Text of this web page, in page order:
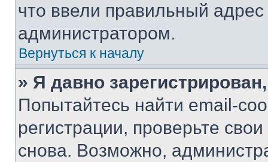
что ввели правильный адрес
администратором.
Вернуться к началу
» Я давно
Попытайтесь найти email-
регистрации, проверьте
снова. Возможно,